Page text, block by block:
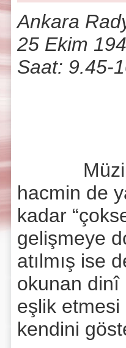
Ankara
25 Ekim
Saat: 9.45-
Müzik
hacmin de
kadar
gelişmeye
atılmış ise
okunan dinî
eşlik etmesi
kendini